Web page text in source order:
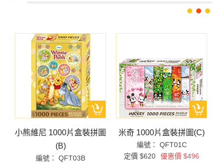
小熊維尼 1000片盒裝拼圖
(B)
編號： QFT03B
米奇 1000片盒裝拼圖(C)
編號： QFT01C
定價 $620
優惠價 $496